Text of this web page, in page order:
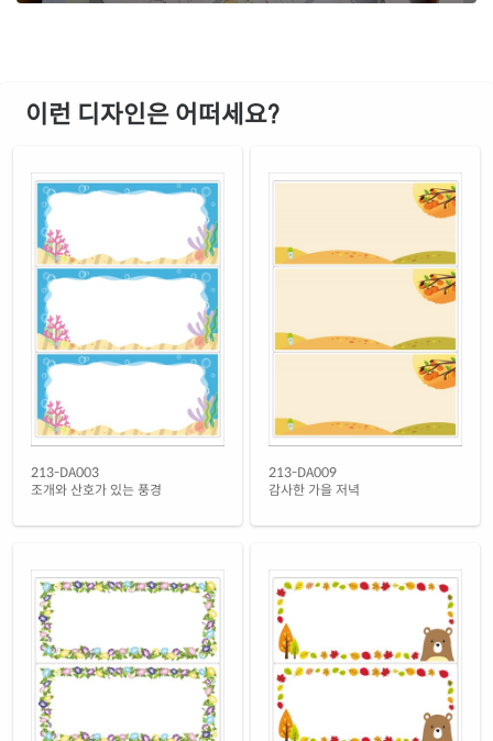
CJ213WU-DX198
잉크젯 전용
CL213LG-DX198레이저 전용
재질 설명
흰색 광택 시치미 레이저
RV213LG-DX198레이저 전용
재질 설명
흰색(25μm) 광택 방수 레이저
CL213TW-DX198레이저 전용
재질 설명
흰색(50μm) 광택 방수 레이저
CL213WP-DX198레이저 전용
흰색 무광 방수 레이저
CL213MP-DX198
레이저 전용
투명(50μm) 방수 레이저
CL213LT-DX198레이저 전용
이런 디자인은 어떠세요?
213-DA003
조개와 산호가 있는 풍경
213-DA009
감사한 가을 저녁